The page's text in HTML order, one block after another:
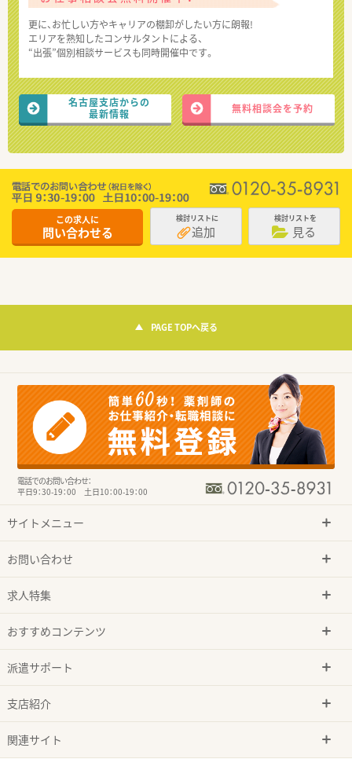
更に、お忙しい方やキャリアの棚卸がしたい方に朗報!
エリアを熟知したコンサルタントによる、
“出張”個別相談サービスも同時開催中です。
名古屋支店からの
最新情報
無料相談会を予約
この求人に
問い合わせる
検討リストに
追加
検討リストを
見る
PAGE TOPへ戻る
電話でのお問い合わせ：
平日9：30-19：00 土日10：00-19：00
サイトメニュー
お問い合わせ
求人特集
おすすめコンテンツ
派遣サポート
支店紹介
関連サイト